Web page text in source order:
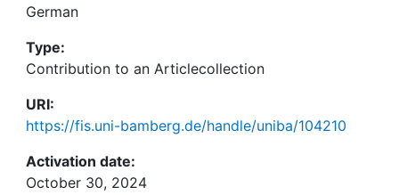
German
Type:
Contribution to an Articlecollection
URI:
https://fis.uni-bamberg.de/handle/uniba/104210
Activation date:
October 30, 2024